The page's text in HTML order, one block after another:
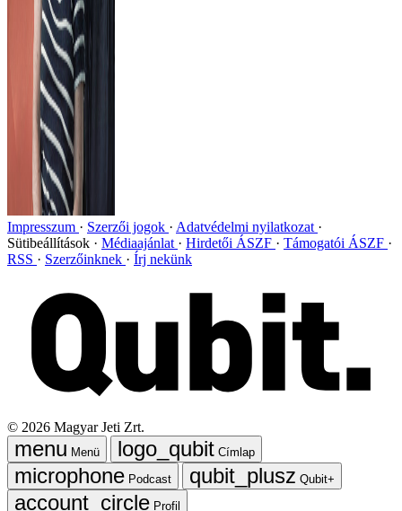
Impresszum Szerzői jogok
Adatvédelmi nyilatkozat
Sütibeállítások
Médiaajánlat Hirdetői ÁSZF
Támogatói ÁSZF
RSS
Szerzőinknek Írj nekünk
© 2026 Magyar Jeti Zrt.
Menü
Címlap
Podcast
Qubit+
Profil